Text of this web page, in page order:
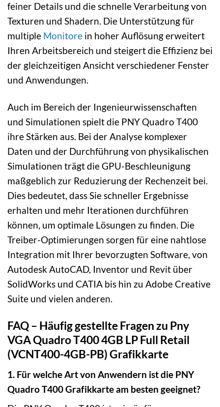
feiner Details und die schnelle Verarbeitung von
Texturen und Shadern. Die Unterstützung für
multiple Monitore in hoher Auflösung erweitert
Ihren Arbeitsbereich und steigert die Effizienz bei
der gleichzeitigen Ansicht verschiedener Fenster
und Anwendungen.
Auch im Bereich der Ingenieurwissenschaften
und Simulationen spielt die PNY Quadro T400
ihre Stärken aus. Bei der Analyse komplexer
Daten und der Durchführung von physikalischen
Simulationen trägt die GPU-Beschleunigung
maßgeblich zur Reduzierung der Rechenzeit bei.
Dies bedeutet, dass Sie schneller Ergebnisse
erhalten und mehr Iterationen durchführen
können, um optimale Lösungen zu finden. Die
Treiber-Optimierungen sorgen für eine nahtlose
Integration mit Ihrer bevorzugten Software, von
Autodesk AutoCAD, Inventor und Revit über
SolidWorks und CATIA bis hin zu Adobe Creative
Suite und vielen anderen.
FAQ – Häufig gestellte Fragen zu Pny
VGA Quadro T400 4GB LP Full Retail
(VCNT400-4GB-PB) Grafikkarte
1. Für welche Art von Anwendern ist die PNY
Quadro T400 Grafikkarte am besten geeignet?